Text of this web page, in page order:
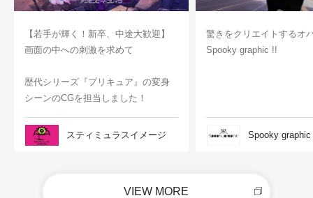
【若手が輝く！新卒、中途大歓迎】
画面の中への刺激を求めて
歴代シリーズ『プリキュア』の変身
シーンのCGを担当しました！
スティミュラスイメージ
驚きをクリエイトするオ
Spooky graphic !!
Spooky graphic
VIEW MORE